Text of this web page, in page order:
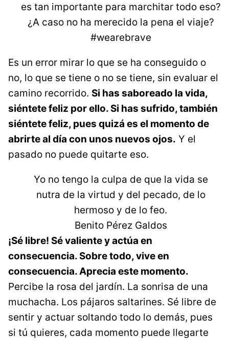
es tan importante para marchitar todo eso?
¿A caso no ha merecido la pena el viaje?
#wearebrave
Es un error mirar lo que se ha conseguido o
no, lo que se tiene o no se tiene, sin evaluar el
camino recorrido. Si has saboreado la vida,
siéntete feliz por ello. Si has sufrido, también
siéntete feliz, pues quizá es el momento de
abrirte al día con unos nuevos ojos. Y el
pasado no puede quitarte eso.
Yo no tengo la culpa de que la vida se
nutra de la virtud y del pecado, de lo
hermoso y de lo feo.
Benito Pérez Galdos
¡Sé libre! Sé valiente y actúa en
consecuencia. Sobre todo, vive en
consecuencia. Aprecia este momento.
Percibe la rosa del jardín. La sonrisa de una
muchacha. Los pájaros saltarines. Sé libre de
sentir y actuar soltando todo lo demás, pues
si tú quieres, cada momento puede llegarte